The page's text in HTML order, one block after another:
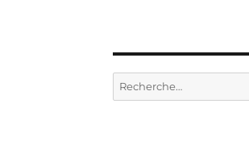
Recherche
pour :